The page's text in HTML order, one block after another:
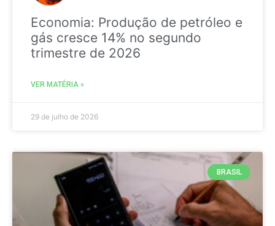
Economia: Produção de petróleo e
gás cresce 14% no segundo
trimestre de 2026
VER MATÉRIA »
29 de julho de 2026
BRASIL